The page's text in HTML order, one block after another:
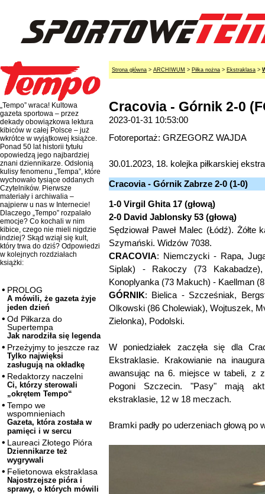
„Tempo” wraca! Kultowa
gazeta sportowa – przez
dekady obowiązkowa lektura
kibiców w całej Polsce – już
wkrótce w wyjątkowej książce.
Ponad 50 lat historii tytułu
opowiedzą jego najbardziej
znani dziennikarze. Odsłonią
kulisy fenomenu „Tempa”, które
wychowało tysiące oddanych
Czytelników. Pierwsze
materiały i archiwalia –
najpierw u nas w Internecie!
Dlaczego „Tempo” rozpalało
emocje? Co kochali w nim
kibice, czego nie mieli nigdzie
indziej? Skąd wziął się kult,
który trwa do dziś? Odpowiedzi
w kolejnych rozdziałach
książki:
PROLOG
A mówili, że gazeta żyje
jeden dzień
Od Piłkarza do
Supertempa
Jak narodziła się legenda
Przeżyjmy to jeszcze raz
Tylko najwięksi
zasługują na okładkę
Redaktorzy naczelni
Ci, którzy sterowali
„okrętem Tempo“
Tempo we
wspomnieniach
Gazeta, która została w
pamięci i w sercu
Laureaci Złotego Pióra
Dziennikarze też
wygrywali
Felietonowa ekstraklasa
Najostrzejsze pióra i
sprawy, o których mówili
Strona główna > ARCHIWUM > Piłka nożna > Ekstraklasa >
Cracovia - Górnik 2-0
2023-01-31 10:53:00
Fotoreportaż: GRZEGORZ WAJDA
30.01.2023, 18. kolejka piłkarskiej
Cracovia - Górnik Zabrze 2-0 (1-0)
1-0 Virgil Ghita 17 (głową)
2-0 David Jablonsky 53 (głową)
Sędziował Paweł Malec (Łódź).
Szymański. Widzów 7038.
CRACOVIA: Niemczycki - Rapa,
Siplak) - Rakoczy (73
Konoplyanka (73 Makuch) - Kaellman
GÓRNIK: Bielica - Szcześniak,
Olkowski (86 Cholewiak), Wojtuszek,
Zielonka), Podolski.
W poniedziałek zaczęła się dla
Ekstraklasie. Krakowianie na
awansując na 6. miejsce w tabeli, z
Pogoni Szczecin. "Pasy" mają
ekstraklasie, 12 w 18 meczach.
Bramki padły po uderzeniach głową po